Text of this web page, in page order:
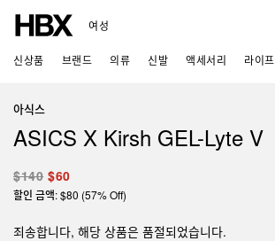
여성
신상품 브랜드 의류 신발 액세서리 라이프
아식스
ASICS X Kirsh GEL-Lyte V
$140 $60
할인 금액: $80 (57% Off)
죄송합니다, 해당 상품은 품절되었습니다.